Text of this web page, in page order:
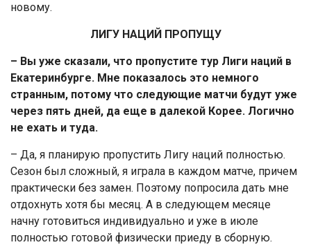
новому.
ЛИГУ НАЦИЙ ПРОПУЩУ
– Вы уже сказали, что пропустите тур Лиги наций в
Екатеринбурге. Мне показалось это немного
странным, потому что следующие матчи будут уже
через пять дней, да еще в далекой Корее. Логично
не ехать и туда.
– Да, я планирую пропустить Лигу наций полностью.
Сезон был сложный, я играла в каждом матче, причем
практически без замен. Поэтому попросила дать мне
отдохнуть хотя бы месяц. А в следующем месяце
начну готовиться индивидуально и уже в июле
полностью готовой физически приеду в сборную.